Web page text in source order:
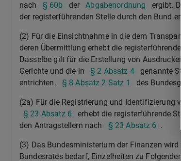
nach
§ 60b der Abgabenordnung
ergibt.
der registerführenden Stelle durch den Bund
(2) Für die Einsichtnahme in die dem
deren Übermittlung erhebt die
Dasselbe gilt für die Erstellung von
Gerichte und die in
§ 2 Absatz 4
genannte
entrichten.
§ 8 Absatz 2 Satz 1 des
(2a) Für die Registrierung und Identifizierung
§ 23 Absatz 6
erhebt die registerführende
den Antragstellern nach
§ 23 Absatz 6 .
(3) Das Bundesministerium der Finanzen
Bundesrates bedarf, Einzelheiten zu